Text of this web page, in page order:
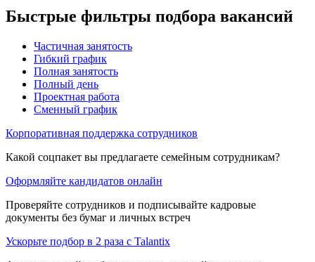
Быстрые фильтры подбора вакансий
Частичная занятость
Гибкий график
Полная занятость
Полный день
Проектная работа
Сменный график
Корпоративная поддержка сотрудников
Какой соцпакет вы предлагаете семейным сотрудникам?
Оформляйте кандидатов онлайн
Проверяйте сотрудников и подписывайте кадровые
документы без бумаг и личных встреч
Ускорьте подбор в 2 раза с Talantix